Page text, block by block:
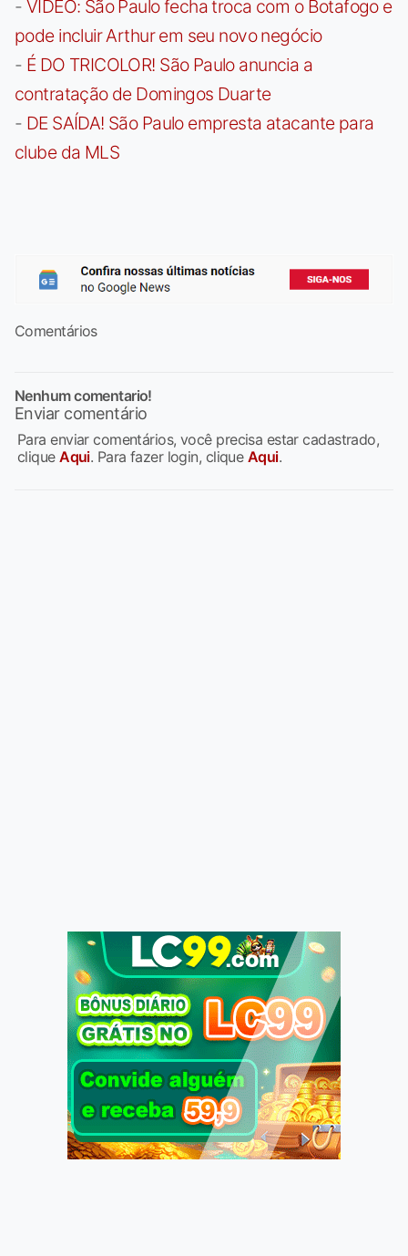
- VÍDEO: São Paulo fecha troca com o Botafogo e
pode incluir Arthur em seu novo negócio
- É DO TRICOLOR! São Paulo anuncia a
contratação de Domingos Duarte
- DE SAÍDA! São Paulo empresta atacante para
clube da MLS
Comentários
Nenhum comentario!
Enviar comentário
Para enviar comentários, você precisa estar cadastrado,
cliqueAqui. Para fazer login, clique Aqui.